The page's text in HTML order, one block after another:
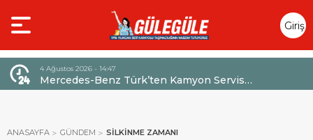
Giriş
Yap
4 Ağustos 2026 - 14:47
Mercedes-Benz Türk’ten Kamyon Servis
Sözleşmelerinde 36 Aya Varan Taksit İmkânı
ANASAYFA GÜNDEM SİLKİNME ZAMANI